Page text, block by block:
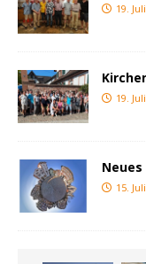
19.
19.
15.